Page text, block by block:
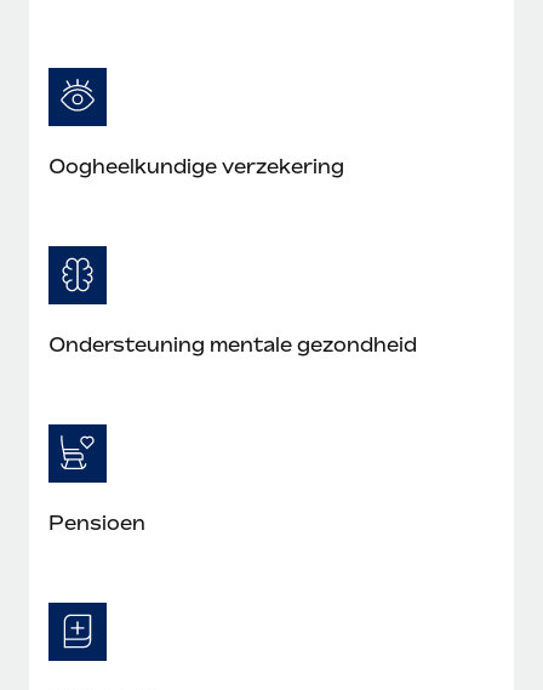
Oogheelkundige verzekering
Ondersteuning mentale gezondheid
Pensioen